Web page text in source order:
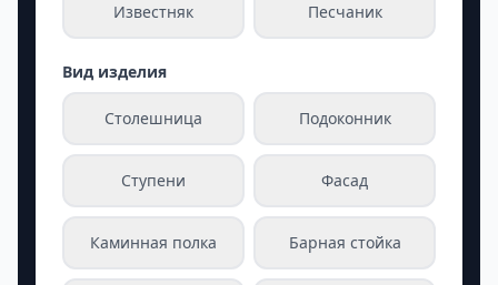
Известняк Песчаник
Вид изделия
Столешница Подоконник
Ступени Фасад
Каминная полка Барная стойка